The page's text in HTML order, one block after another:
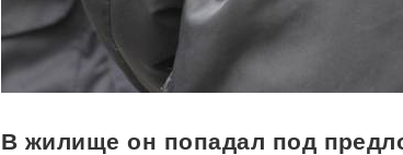
В жилище он попадал под